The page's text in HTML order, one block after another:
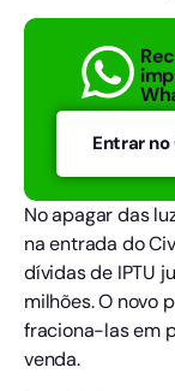
Entrar
No apagar das
na entrada do
dívidas de IPTU
milhões. O novo
fraciona-las em
venda.